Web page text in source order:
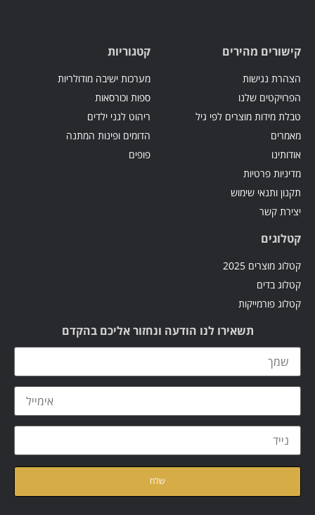
קישורים מהירים
הצהרת נגישות
הפרויקטים שלנו
טבלת מידות מוצרים לפי גיל
מאמרים
אודותינו
מדיניות פרטיות
תקנון ותנאי שימוש
יצירת קשר
קטגוריות
מערכות ישיבה מודולריות
ספות וכורסאות
ריהוט לגני ילדים
הדומים ופינות המתנה
פופים
קטלוגים
קטלוג מוצרים 2025
קטלוג בדים
קטלוג פורמייקות
תשאירו לנו הודעה ונחזור אליכם בהקדם
מדיניות הפרטיות